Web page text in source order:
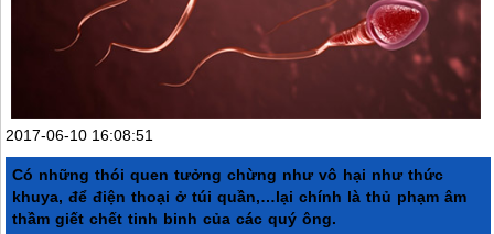
2017-06-10 16:08:51
Có những thói quen tưởng chừng như vô hại như thức
khuya, để điện thoại ở túi quần,…lại chính là thủ phạm âm
thầm giết chết tinh binh của các quý ông.